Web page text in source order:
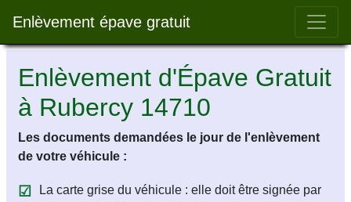
Enlèvement épave gratuit Bar
Enlèvement d'Épave Gratuit
à Rubercy 14710
Les documents demandées le jour de l'enlèvement
de votre véhicule :
La carte grise du véhicule : elle doit être signée par